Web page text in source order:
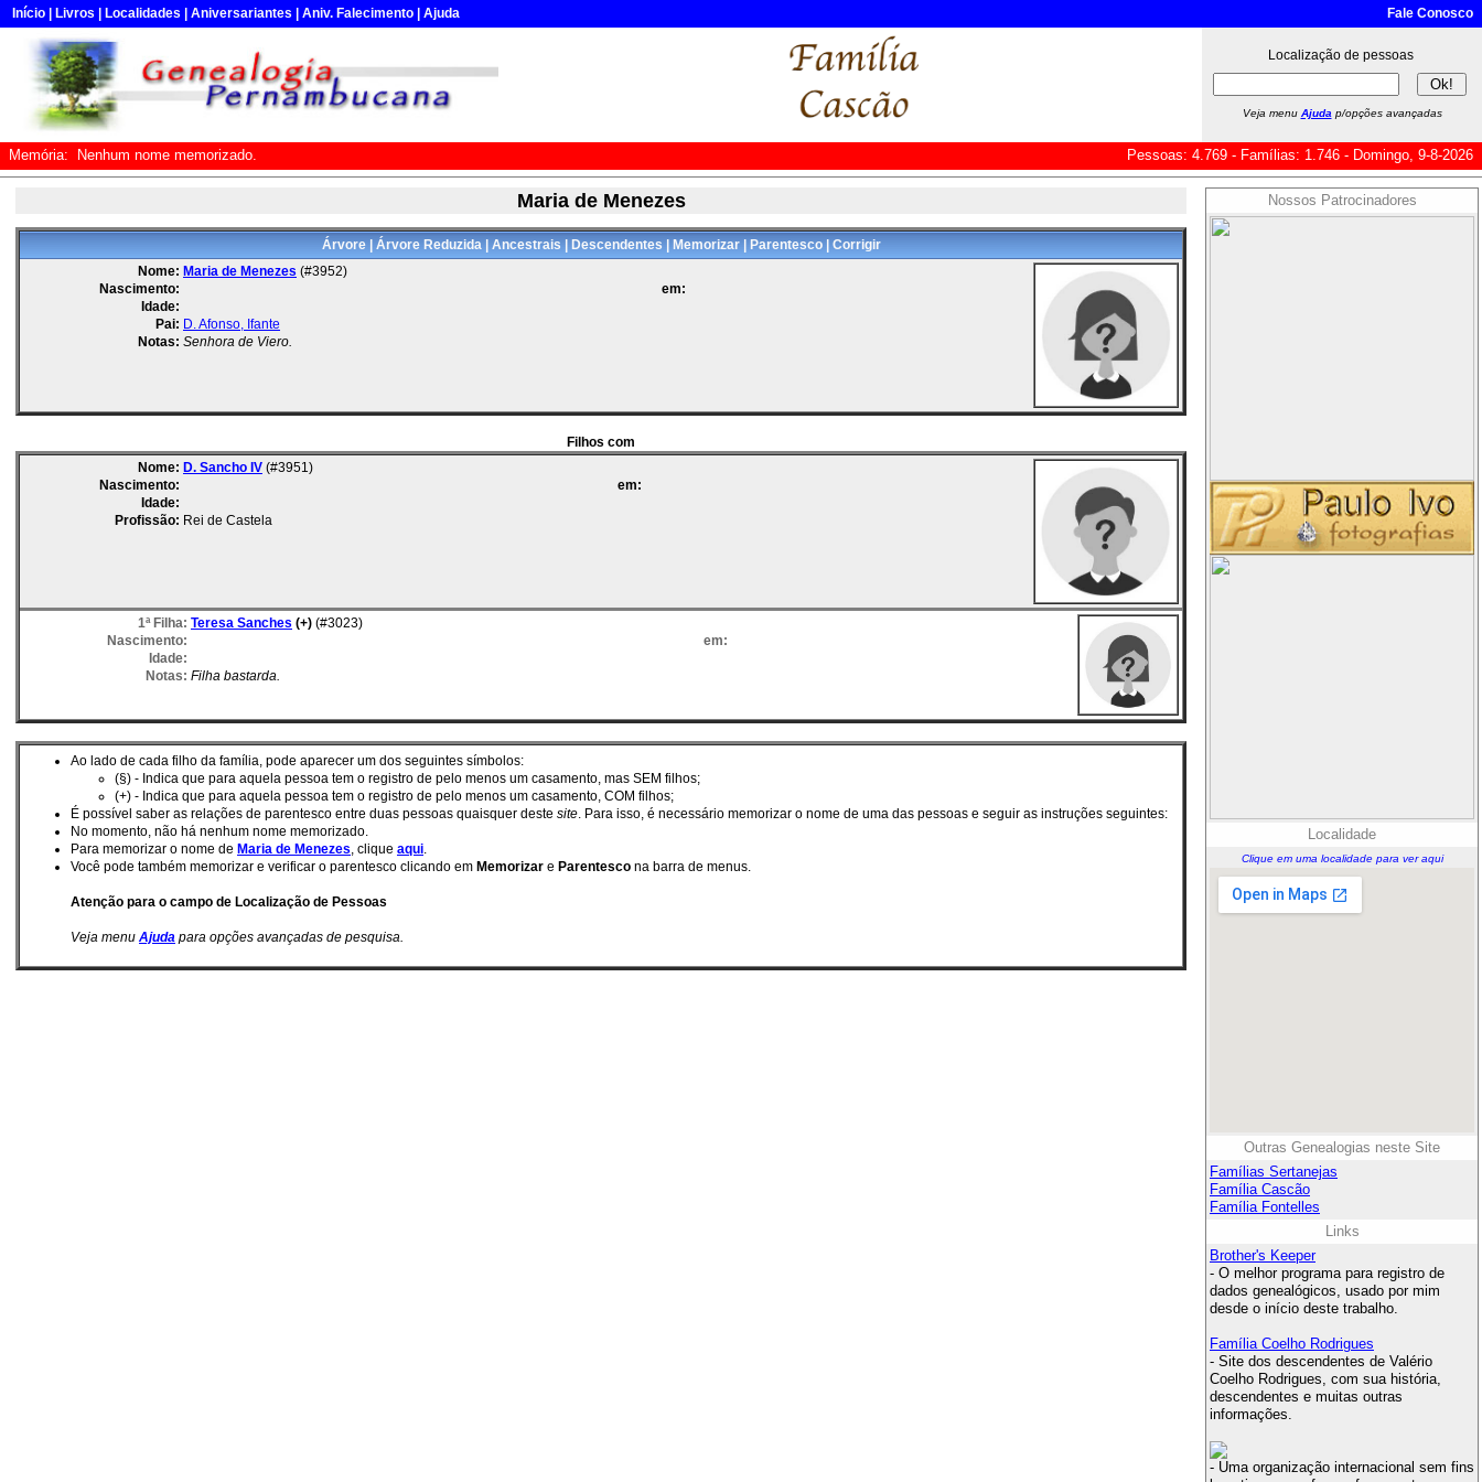
Início Livros Localidades Aniversariantes Aniv. Falecimento Ajuda Fale Conosco
Localização de pessoas
Veja menu Ajuda p/opções avançadas
Memória: Nenhum nome memorizado. Pessoas: 4.769 - Famílias: 1.746 - Domingo, 9-8-2026
Maria de Menezes
Árvore| Árvore Reduzida| Ancestrais Descendentes Memorizar| Parentesco| Corrigir
Nome: Maria de Menezes (#3952)
Nascimento:
em:
Idade:
Pai: D. Afonso, Ifante
Notas: Senhora de Viero.
Filhos com
Nome: D. Sancho IV (#3951)
Nascimento:
em:
Idade:
Profissão: Rei de Castela
1ª Filha: Teresa Sanches (+) (#3023)
Nascimento:
em:
Idade:
Notas: Filha bastarda.
Ao lado de cada filho da família, pode aparecer um dos seguintes símbolos:
(§) - Indica que para aquela pessoa tem o registro de pelo menos um casamento, mas SEM filhos;
(+) - Indica que para aquela pessoa tem o registro de pelo menos um casamento, COM filhos;
É possí­vel saber as relações de parentesco entre duas pessoas quaisquer deste site. Para isso, é necessário memorizar o nome de uma das pessoas e seguir as instruções seguintes:
No momento, não há nenhum nome memorizado.
Para memorizar o nome de Maria de Menezes, clique aqui.
Você pode também memorizar e verificar o parentesco clicando em Memorizar e Parentesco na barra de menus.
Atenção para o campo de Localização de Pessoas
Veja menu Ajuda para opções avançadas de pesquisa.
Nossos Patrocinadores
Localidade
Clique em uma localidade para ver aqui
Outras Genealogias neste Site
Famílias Sertanejas
Família Cascão
Família Fontelles
Links
Brother's Keeper
- O melhor programa para registro de
dados genealógicos, usado por mim
desde o início deste trabalho.
Família Coelho Rodrigues
- Site dos descendentes de Valério
Coelho Rodrigues, com sua história,
descendentes e muitas outras
informações.
- Uma organização internacional sem fins